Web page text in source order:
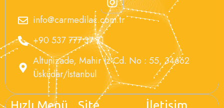
info@carmedilac.com.tr
+90 537 777 37 71
Altunizade, Mahir İz Cd. No : 55, 34662
Üsküdar/İstanbul